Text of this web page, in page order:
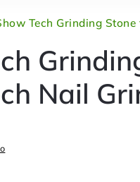
Tech Grinding
Nail